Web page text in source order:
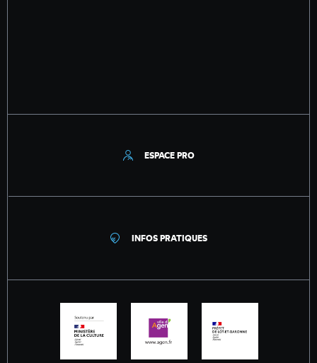
ESPACE PRO
INFOS PRATIQUES